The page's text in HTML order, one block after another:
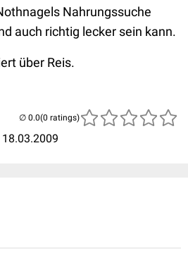
Nahrungssuche
auch richtig lecker sein kann.
über Reis.
18.03.2009
(0 ratings)